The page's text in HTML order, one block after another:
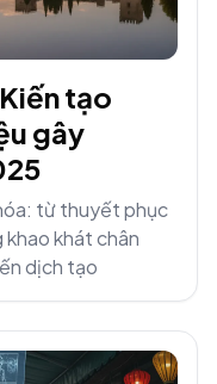
tạo
gây
từ thuyết phục
khao khát chân
dịch tạo